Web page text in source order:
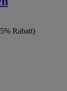
Rabatt)